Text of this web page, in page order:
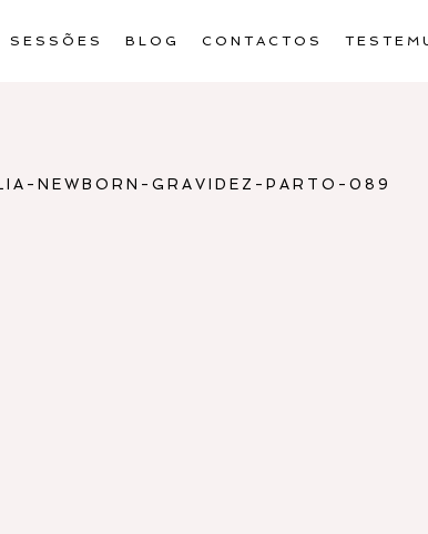
SESSÕES BLOG CONTACTOS
NEWBORN-GRAVIDEZ-PARTO-089